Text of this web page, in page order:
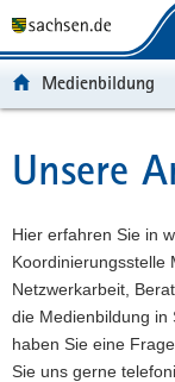
t
ü
e
r
g
r
e
i
t
n
v
i
g
a
t
i
p
n
a
l
t
t
-
e
r
e
i
c
h
Medienbildung
Hauptinhalt
Unsere
Hier erfahren Sie in
Koordinierungsstelle
Netzwerkarbeit,
die Medienbildung in
haben Sie eine
Sie uns gerne